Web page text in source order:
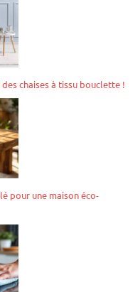
chaises à tissu bouclette !
pour une maison éco-